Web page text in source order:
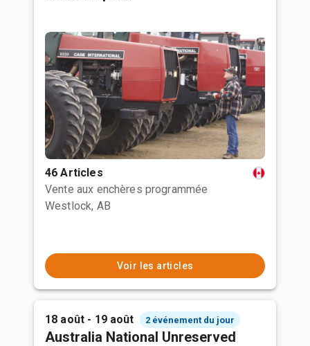
46 Articles
Vente aux enchères programmée
Westlock, AB
Voir les articles
18 août - 19 août 2 événement du jour
Australia National Unreserved